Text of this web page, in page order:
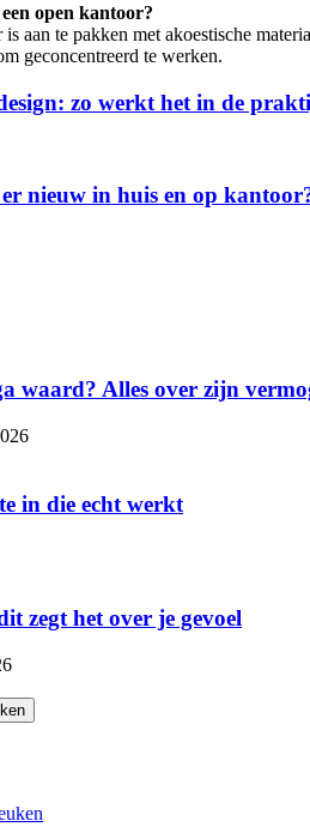
open kantoor?
aan te pakken met akoestische
geconcentreerd te werken.
zo werkt het in de
nieuw in huis en op
waard? Alles over zijn
in die echt werkt
zegt het over je gevoel